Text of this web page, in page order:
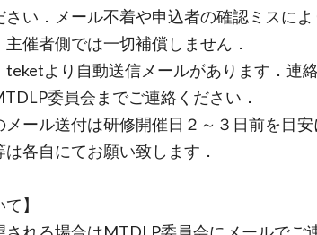
さい．メール不着や申込者の確認ミスに
催者側では一切補償しません．
teketより自動送信メールがあります．連
委員会までご連絡ください．
メール送付は研修開催日２～３日前を目
各自にてお願い致します．
】